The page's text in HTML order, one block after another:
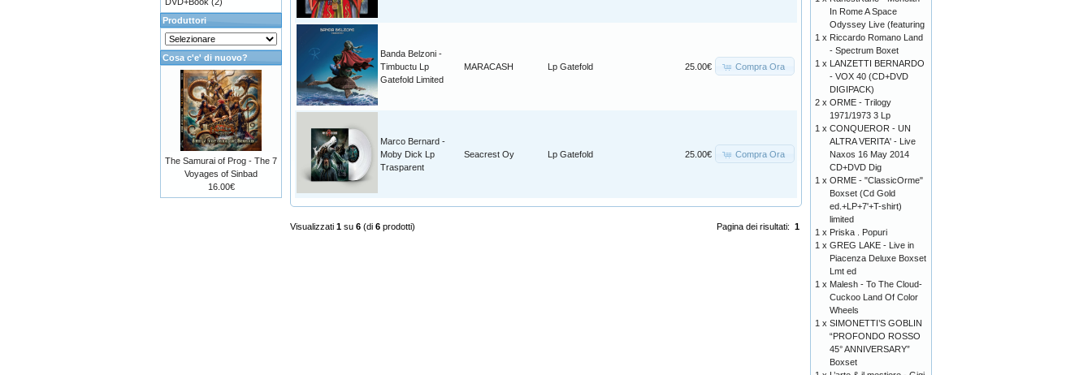
Banda Belzoni -
Timbuctu Lp
Gatefold Limited
MARACASH Lp Gatefold 25.00€ Compra Ora
Marco Bernard -
Moby Dick Lp
Trasparent
Seacrest Oy Lp Gatefold 25.00€ Compra Ora
Pagina dei risultati: 1
Visualizzati 1 su 6 (di 6 prodotti)
Produttori
Cosa c'e' di nuovo?
The Samurai of Prog - The 7
Voyages of Sinbad
16.00€
In Rome A Space
Odyssey Live (featuring
1 x Riccardo Romano Land
- Spectrum Boxet
1 x LANZETTI BERNARDO
- VOX 40 (CD+DVD
DIGIPACK)
2 x ORME - Trilogy
1971/1973 3 Lp
1 x CONQUEROR - UN
ALTRA VERITA' - Live
Naxos 16 May 2014
CD+DVD Dig
1 x ORME - "ClassicOrme"
Boxset (Cd Gold
ed.+LP+7'+T-shirt)
limited
1 x Priska . Popuri
1 x GREG LAKE - Live in
Piacenza Deluxe Boxset
Lmt ed
1 x Malesh - To The Cloud-
Cuckoo Land Of Color
Wheels
1 x SIMONETTI’S GOBLIN
“PROFONDO ROSSO
45° ANNIVERSARY”
Boxset